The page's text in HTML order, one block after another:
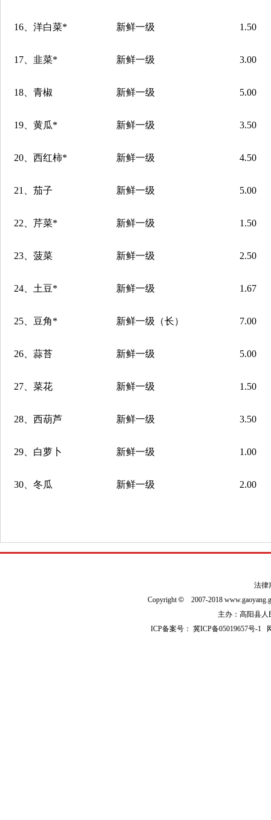
16 、洋白菜* 新鲜一级 1.50
17 、韭菜* 新鲜一级 3.00
18 、青椒 新鲜一级 5.00
19 、黄瓜* 新鲜一级 3.50
20 、西红柿* 新鲜一级 4.50
21 、茄子 新鲜一级 5.00
22 、芹菜* 新鲜一级 1.50
23 、菠菜 新鲜一级 2.50
24 、土豆* 新鲜一级 1.67
25 、豆角* 新鲜一级（长） 7.00
26 、蒜苔 新鲜一级 5.00
27 、菜花 新鲜一级 1.50
28 、西葫芦 新鲜一级 3.50
29 、白萝卜 新鲜一级 1.00
30 、冬瓜 新鲜一级 2.00
法律
Copyright© 2007-2018
主办：高阳县人
ICP备案号：冀ICP备05019657号-1